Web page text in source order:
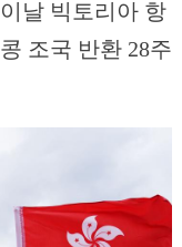
날 빅토리아 항
조국 반환 28주